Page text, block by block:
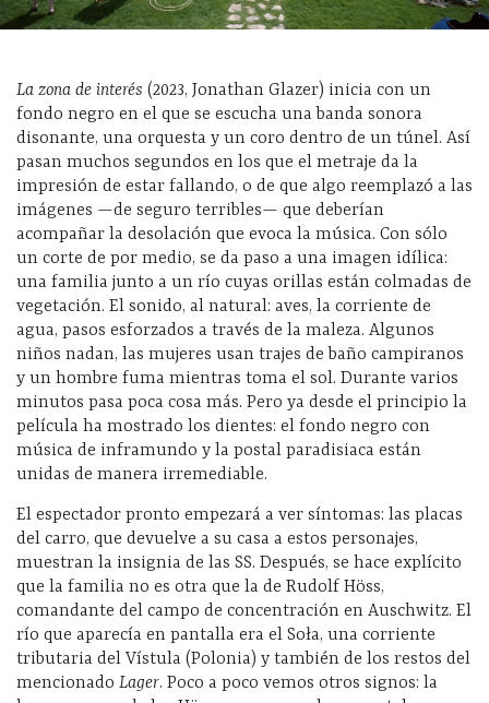
La zona de interés (2023, Jonathan Glazer) inicia con un
fondo negro en el que se escucha una banda sonora
disonante, una orquesta y un coro dentro de un túnel. Así
pasan muchos segundos en los que el metraje da la
impresión de estar fallando, o de que algo reemplazó a las
imágenes —de seguro terribles— que deberían
acompañar la desolación que evoca la música. Con sólo
un corte de por medio, se da paso a una imagen idílica:
una familia junto a un río cuyas orillas están colmadas de
vegetación. El sonido, al natural: aves, la corriente de
agua, pasos esforzados a través de la maleza. Algunos
niños nadan, las mujeres usan trajes de baño campiranos
y un hombre fuma mientras toma el sol. Durante varios
minutos pasa poca cosa más. Pero ya desde el principio la
película ha mostrado los dientes: el fondo negro con
música de inframundo y la postal paradisiaca están
unidas de manera irremediable.
El espectador pronto empezará a ver síntomas: las placas
del carro, que devuelve a su casa a estos personajes,
muestran la insignia de las SS. Después, se hace explícito
que la familia no es otra que la de Rudolf Höss,
comandante del campo de concentración en Auschwitz. El
río que aparecía en pantalla era el Soła, una corriente
tributaria del Vístula (Polonia) y también de los restos del
mencionado Lager. Poco a poco vemos otros signos: la